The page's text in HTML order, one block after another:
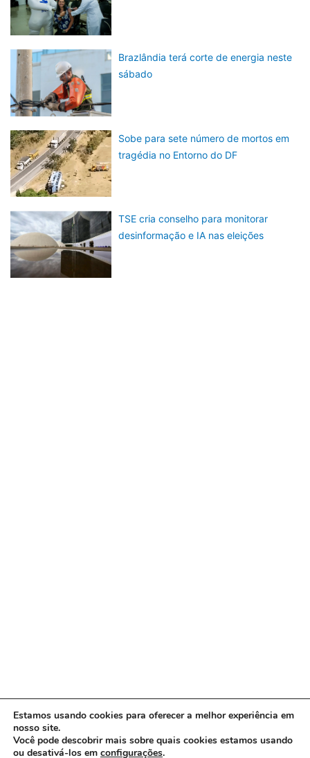
Brazlândia terá corte de energia neste
sábado
Sobe para sete número de mortos em
tragédia no Entorno do DF
TSE cria conselho para monitorar
desinformação e IA nas eleições
Estamos usando cookies para oferecer a melhor experiência em
nosso site.
Você pode descobrir mais sobre quais cookies estamos usando
ou desativá-los em configurações.